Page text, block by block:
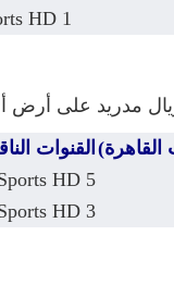
HD 1
مدريد على أرض
القاهرة) القنوات
HD 5
HD 3